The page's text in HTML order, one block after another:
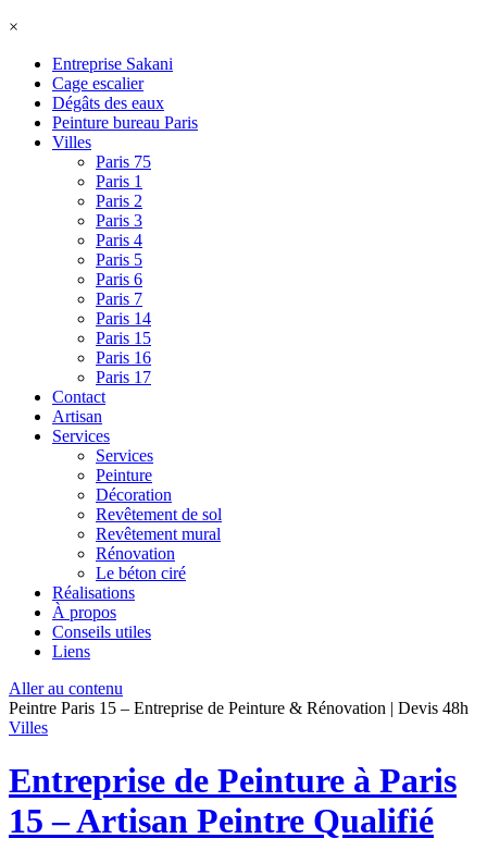
×
Entreprise Sakani
Cage escalier
Dégâts des eaux
Peinture bureau Paris
Villes
Paris 75
Paris 1
Paris 2
Paris 3
Paris 4
Paris 5
Paris 6
Paris 7
Paris 14
Paris 15
Paris 16
Paris 17
Contact
Artisan
Services
Services
Peinture
Décoration
Revêtement de sol
Revêtement mural
Rénovation
Le béton ciré
Réalisations
À propos
Conseils utiles
Liens
Aller au contenu
Peintre Paris 15 – Entreprise de Peinture & Rénovation | Devis 48h
Villes
Entreprise de Peinture à Paris
15 – Artisan Peintre Qualifié